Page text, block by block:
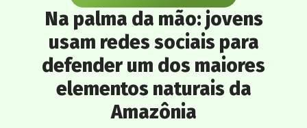
Na palma da mão: jovens
usam redes sociais para
defender um dos maiores
elementos naturais da
Amazônia